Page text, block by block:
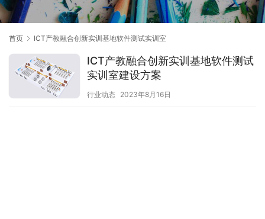
首页 ICT产教融合创新实训基地软件测试实训室
ICT产教融合创新实训基地软件测试
实训室建设方案
行业动态 2023年8月16日